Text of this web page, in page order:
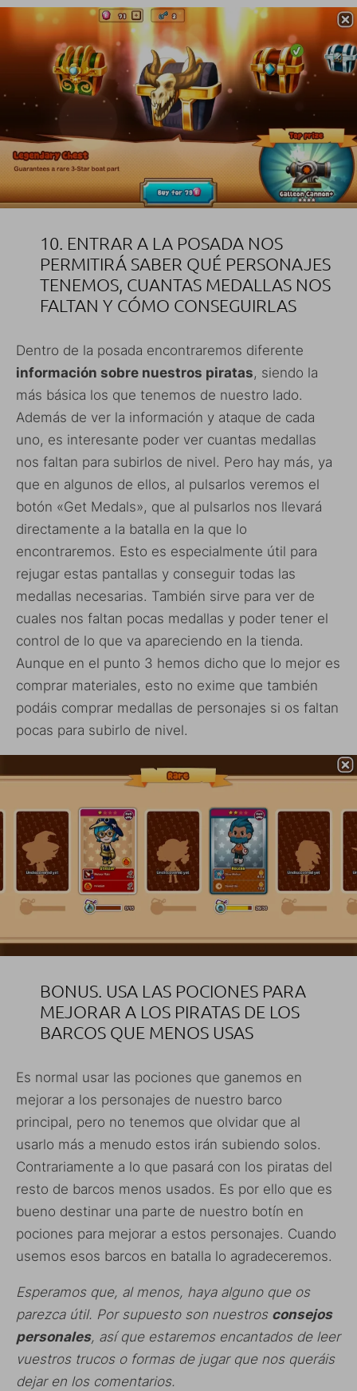
10. ENTRAR A LA POSADA NOS
PERMITIRÁ SABER QUÉ PERSONAJES
TENEMOS, CUANTAS MEDALLAS NOS
FALTAN Y CÓMO CONSEGUIRLAS
Dentro de la posada encontraremos diferente
información sobre nuestros piratas, siendo la
más básica los que tenemos de nuestro lado.
Además de ver la información y ataque de cada
uno, es interesante poder ver cuantas medallas
nos faltan para subirlos de nivel. Pero hay más, ya
que en algunos de ellos, al pulsarlos veremos el
botón «Get Medals», que al pulsarlos nos llevará
directamente a la batalla en la que lo
encontraremos. Esto es especialmente útil para
rejugar estas pantallas y conseguir todas las
medallas necesarias. También sirve para ver de
cuales nos faltan pocas medallas y poder tener el
control de lo que va apareciendo en la tienda.
Aunque en el punto 3 hemos dicho que lo mejor es
comprar materiales, esto no exime que también
podáis comprar medallas de personajes si os faltan
pocas para subirlo de nivel.
BONUS. USA LAS POCIONES PARA
MEJORAR A LOS PIRATAS DE LOS
BARCOS QUE MENOS USAS
Es normal usar las pociones que ganemos en
mejorar a los personajes de nuestro barco
principal, pero no tenemos que olvidar que al
usarlo más a menudo estos irán subiendo solos.
Contrariamente a lo que pasará con los piratas del
resto de barcos menos usados. Es por ello que es
bueno destinar una parte de nuestro botín en
pociones para mejorar a estos personajes. Cuando
usemos esos barcos en batalla lo agradeceremos.
Esperamos que, al menos, haya alguno que os
parezca útil. Por supuesto son nuestros consejos
personales, así que estaremos encantados de leer
vuestros trucos o formas de jugar que nos queráis
dejar en los comentarios.